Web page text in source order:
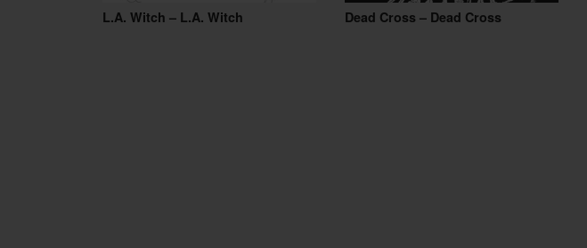
L.A. Witch – L.A. Witch Dead Cross – Dead Cross